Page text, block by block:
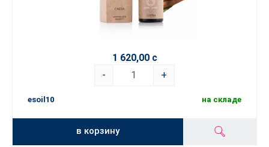
1 620,00 с
-
+
esoil10 на складе
в корзину